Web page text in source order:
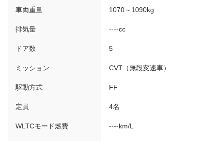
車両重量 1070～1090kg
排気量 ----cc
ドア数 5
ミッション CVT（無段変速車）
駆動方式 FF
定員 4名
WLTCモード燃費 ----km/L